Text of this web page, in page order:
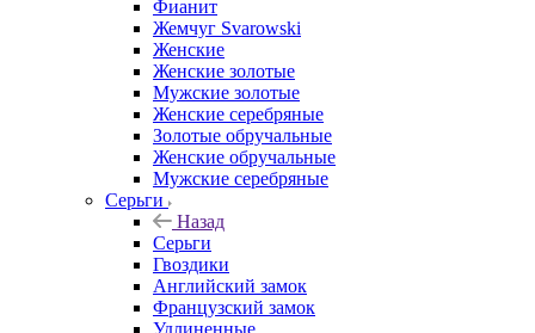
Фианит
Жемчуг Svarowski
Женские
Женские золотые
Мужские золотые
Женские серебряные
Золотые обручальные
Женские обручальные
Мужские серебряные
Серьги
Назад
Серьги
Гвоздики
Английский замок
Французский замок
Удлиненные